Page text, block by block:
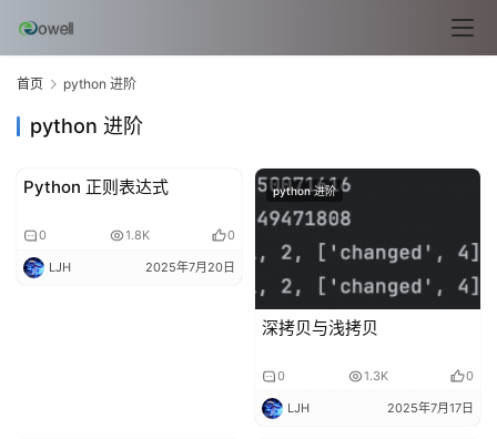
首页 python 进阶
python 进阶
python 进阶
Python 正则表达式
0 1.8K 0
LJH 2025年7月20日
python 进阶
深拷贝与浅拷贝
0 1.3K 0
LJH 2025年7月17日